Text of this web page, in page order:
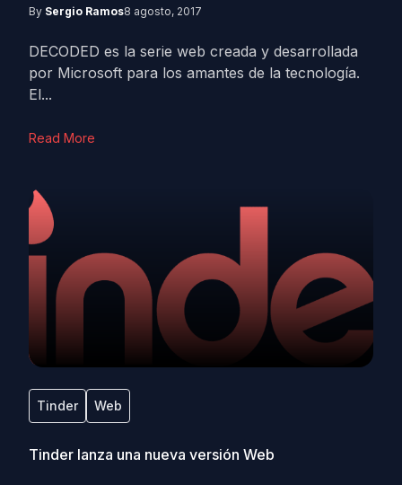
By Sergio Ramos8 agosto, 2017
DECODED es la serie web creada y desarrollada
por Microsoft para los amantes de la tecnología.
El...
Read More
Tinder Web
Tinder lanza una nueva versión Web